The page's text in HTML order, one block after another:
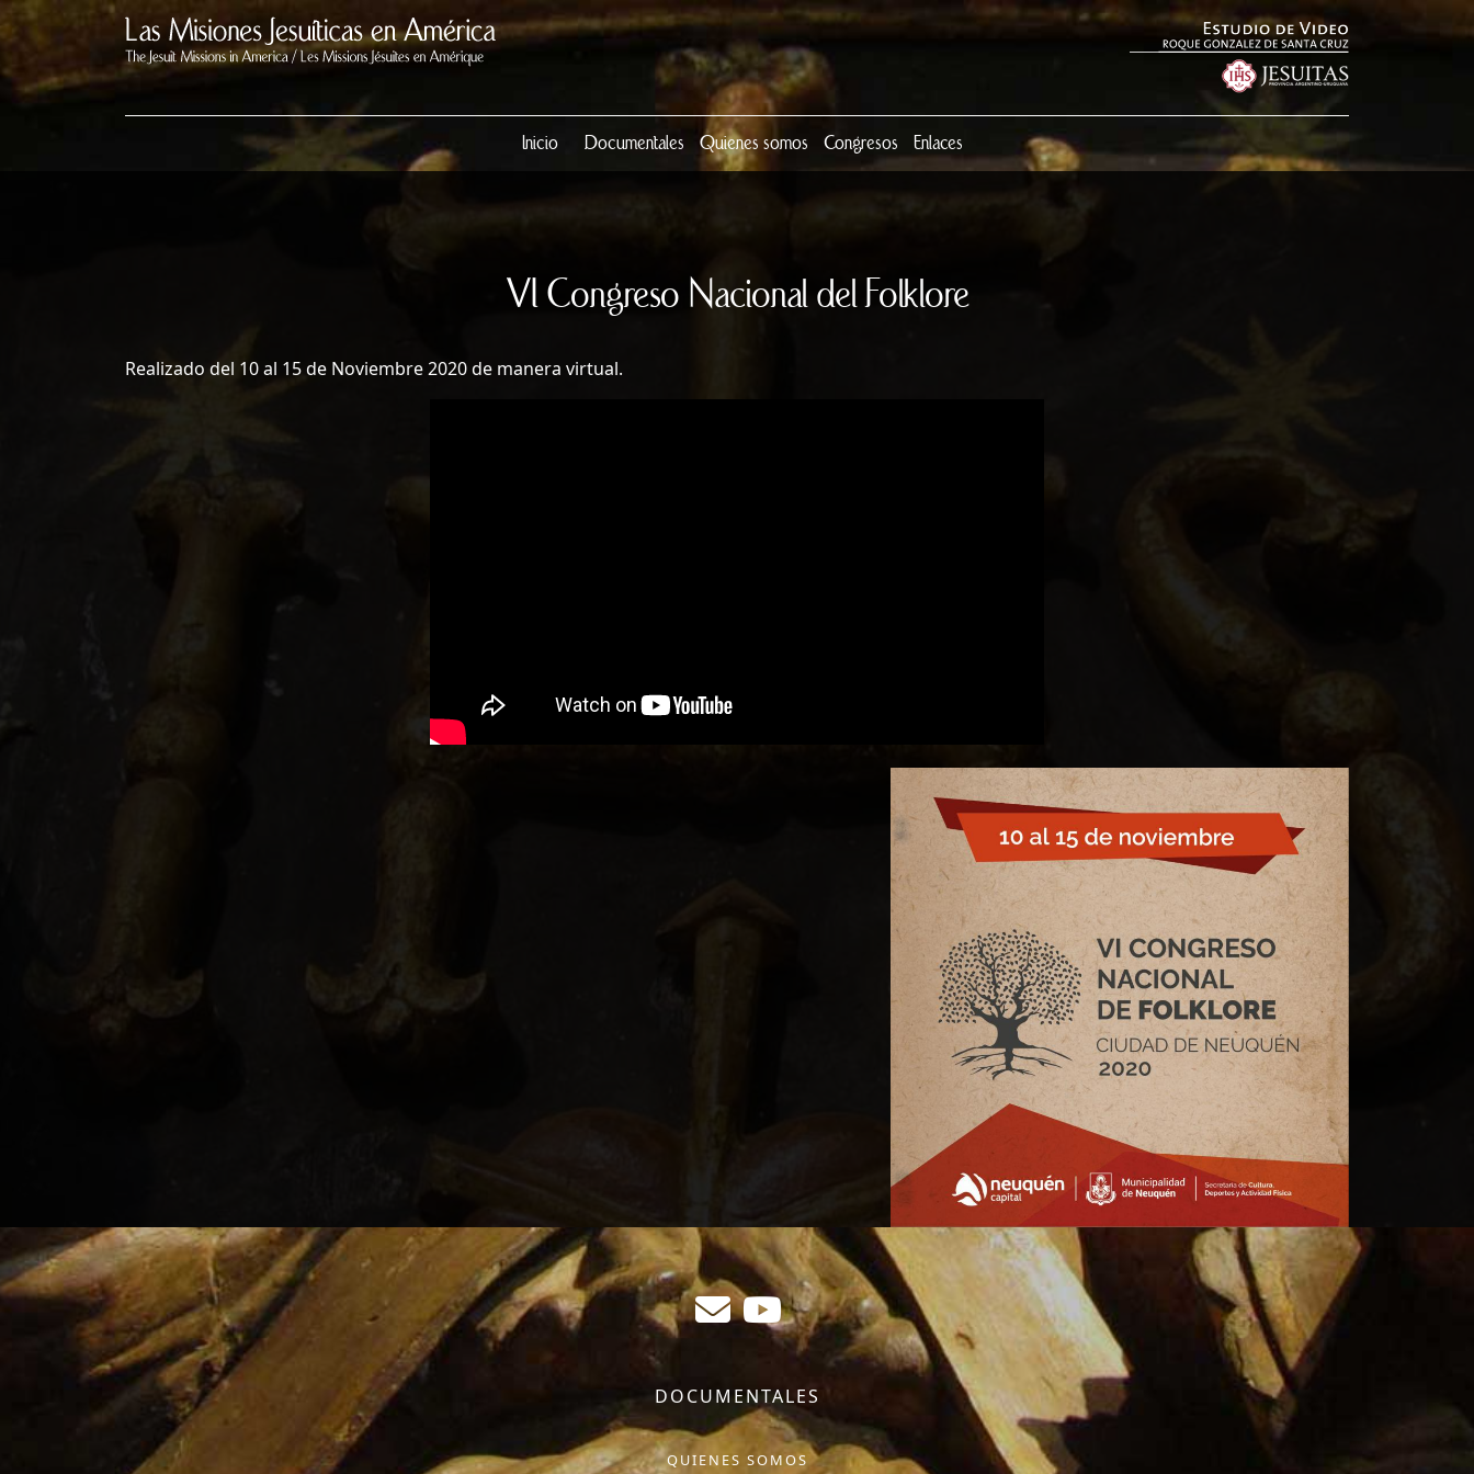
Inicio Documentales Quienes somos Congresos Enlaces
VI Congreso Nacional del Folklore
Realizado del 10 al 15 de Noviembre 2020 de manera virtual.
DOCUMENTALES
QUIENES SOMOS